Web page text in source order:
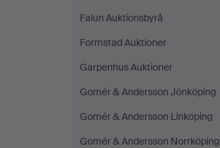
Falun Auktionsbyrå
Formstad Auktioner
Garpenhus Auktioner
Gomér & Andersson Jönköping
Gomér & Andersson Linköping
Gomér & Andersson Norrköping